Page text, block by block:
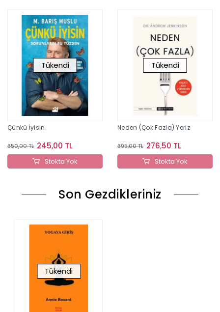
Tükendi
Çünkü İyisin
350,00 TL 245,00 TL
Stokta Yok
Tükendi
Neden (Çok Fazla) Yeriz
395,00 TL 276,50 TL
Stokta Yok
Son Gezdikleriniz
Tükendi